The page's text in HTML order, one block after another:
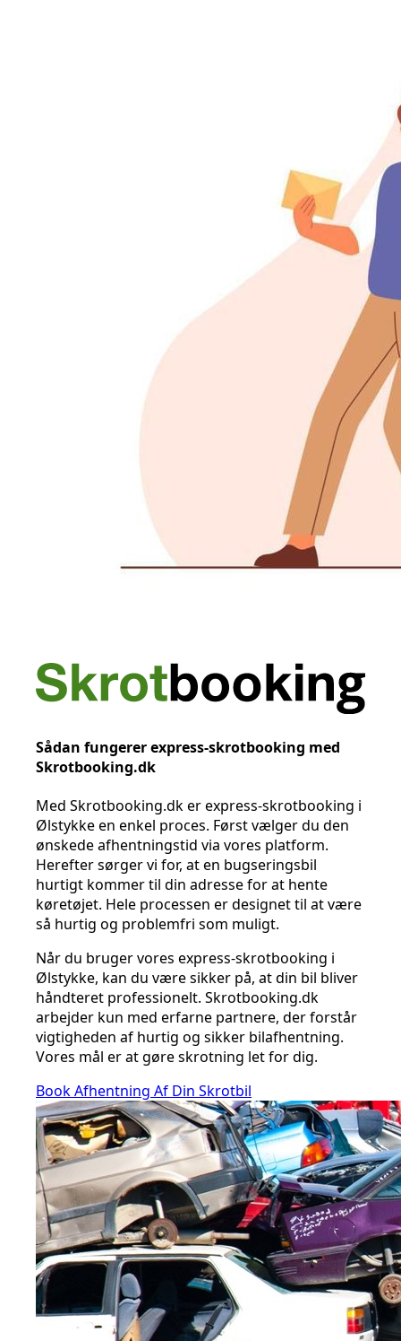
Sådan fungerer express-skrotbooking med
Skrotbooking.dk
Med Skrotbooking.dk er express-skrotbooking i
Ølstykke en enkel proces. Først vælger du den
ønskede afhentningstid via vores platform.
Herefter sørger vi for, at en bugseringsbil
hurtigt kommer til din adresse for at hente
køretøjet. Hele processen er designet til at være
så hurtig og problemfri som muligt.
Når du bruger vores express-skrotbooking i
Ølstykke, kan du være sikker på, at din bil bliver
håndteret professionelt. Skrotbooking.dk
arbejder kun med erfarne partnere, der forstår
vigtigheden af hurtig og sikker bilafhentning.
Vores mål er at gøre skrotning let for dig.
Book Afhentning Af Din Skrotbil